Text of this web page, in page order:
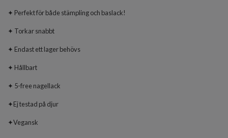
✦ Perfekt för både stämpling och baslack!
✦ Torkar snabbt
✦ Endast ett lager behövs
✦ Hållbart
✦ 5-free nagellack
✦Ej testad på djur
✦Vegansk